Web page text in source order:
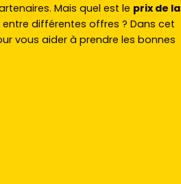
Mais quel est le prix de la
différentes offres ? Dans cet
vous aider à prendre les bonnes